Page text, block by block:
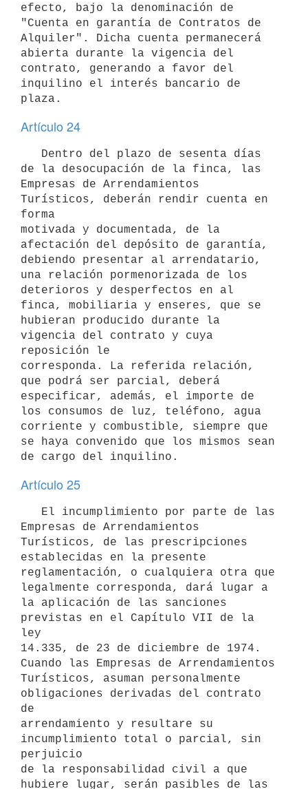
efecto, bajo la denominación de
"Cuenta en garantía de Contratos de
Alquiler". Dicha cuenta permanecerá
abierta durante la vigencia del
contrato, generando a favor del
inquilino el interés bancario de
Artículo 24
de la desocupación de la finca, las
Empresas de Arrendamientos
Turísticos, deberán rendir cuenta en
forma
motivada y documentada, de la
afectación del depósito de garantía,
debiendo presentar al arrendatario,
una relación pormenorizada de los
deterioros y desperfectos en al
finca, mobiliaria y enseres, que se
hubieran producido durante la
vigencia del contrato y cuya
reposición le
corresponda. La referida relación,
que podrá ser parcial, deberá
especificar, además, el importe de
los consumos de luz, teléfono, agua
corriente y combustible, siempre que
se haya convenido que los mismos sean
Artículo 25
Empresas de Arrendamientos
Turísticos, de las prescripciones
establecidas en la presente
reglamentación, o cualquiera otra que
legalmente corresponda, dará lugar a
la aplicación de las sanciones
previstas en el Capítulo VII de la
ley
14.335, de 23 de diciembre de 1974.
Cuando las Empresas de Arrendamientos
Turísticos, asuman personalmente
obligaciones derivadas del contrato
de
arrendamiento y resultare su
incumplimiento total o parcial, sin
perjuicio
de la responsabilidad civil a que
hubiere lugar, serán pasibles de las